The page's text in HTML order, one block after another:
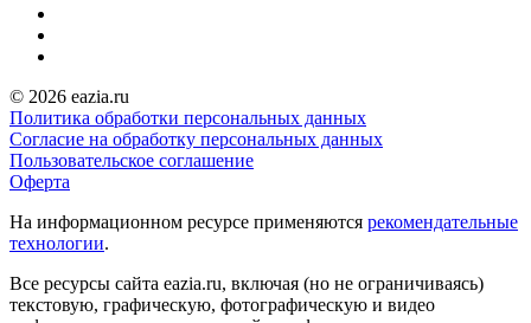
© 2026 eazia.ru
Политика обработки персональных данных
Согласие на обработку персональных данных
Пользовательское соглашение
Оферта
На информационном ресурсе применяются рекомендательные
технологии.
Все ресурсы сайта eazia.ru, включая (но не ограничиваясь)
текстовую, графическую, фотографическую и видео